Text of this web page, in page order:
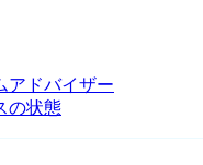
アドバイザー
の状態